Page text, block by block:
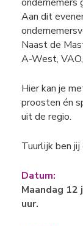
Aan dit
Naast de
A-West,
Hier kan je
proosten én
uit de regio.
Tuurlijk ben jij
Datum:
Maandag
uur.